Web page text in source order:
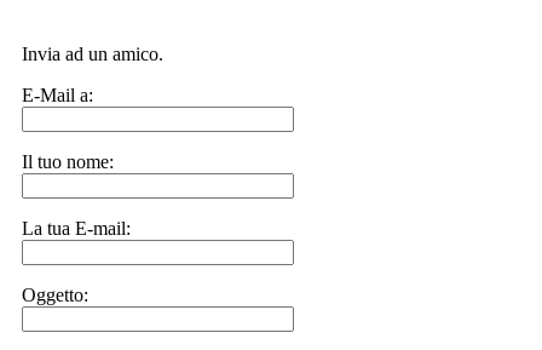
Invia ad un amico.
E-Mail a:
Il tuo nome:
La tua E-mail:
Oggetto: